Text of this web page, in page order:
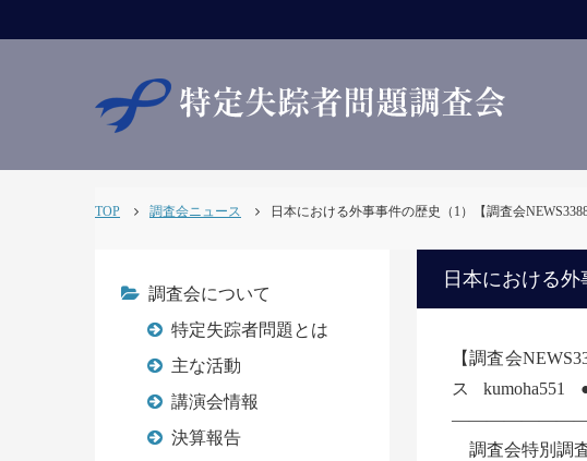
TOP 調査会ニュース 日本における外事事件の歴史（1）【調査会NEWS3388
日本における外
【調査会
ス
調査会特別調
調査会について
特定失踪者問題とは
主な活動
講演会情報
決算報告